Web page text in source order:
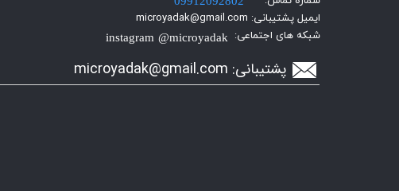
پشتیبانی: microyadak@gmail.com
ایمیل پشتیبانی: microyadak@gmail.com
شبکه های اجتماعی: instagram @microyadak